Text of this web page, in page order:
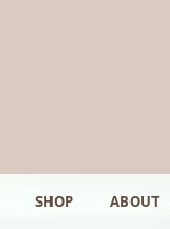
SHOP ABOUT